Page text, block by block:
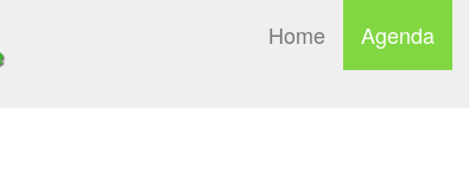
Home Agenda